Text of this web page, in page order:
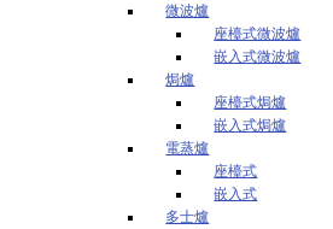
微波爐
座檯式微波爐
嵌入式微波爐
焗爐
座檯式焗爐
嵌入式焗爐
電蒸爐
座檯式
嵌入式
多士爐